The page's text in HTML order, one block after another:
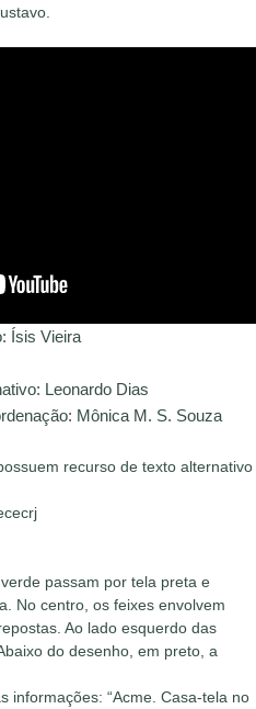
Ísis Vieira
Leonardo Dias
Mônica M. S. Souza
recurso de texto alternativo
passam por tela preta e
No centro, os feixes envolvem
Ao lado esquerdo das
do desenho, em preto, a
informações: “Acme. Casa-tela no